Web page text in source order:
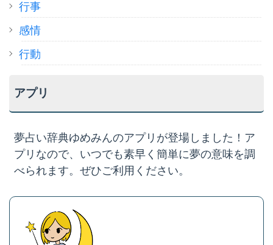
行事
感情
行動
アプリ
夢占い辞典ゆめみんのアプリが登場しました！ア
プリなので、いつでも素早く簡単に夢の意味を調
べられます。ぜひご利用ください。